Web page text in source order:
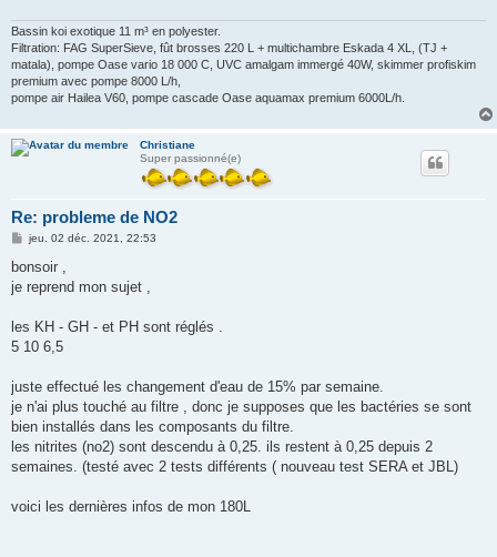
Bassin koi exotique 11 m³ en polyester.
Filtration: FAG SuperSieve, fût brosses 220 L + multichambre Eskada 4 XL, (TJ +
matala), pompe Oase vario 18 000 C, UVC amalgam immergé 40W, skimmer profiskim
premium avec pompe 8000 L/h,
pompe air Hailea V60, pompe cascade Oase aquamax premium 6000L/h.
Christiane
Super passionné(e)
Re: probleme de NO2
M
s
a
jeu. 02 déc. 2021, 22:53
bonsoir ,
je reprend mon sujet ,
les KH - GH - et PH sont réglés .
5 10 6,5
juste effectué les changement d'eau de 15% par semaine.
je n'ai plus touché au filtre , donc je supposes que les bactéries se sont
bien installés dans les composants du filtre.
les nitrites (no2) sont descendu à 0,25. ils restent à 0,25 depuis 2
semaines. (testé avec 2 tests différents ( nouveau test SERA et JBL)
voici les dernières infos de mon 180L